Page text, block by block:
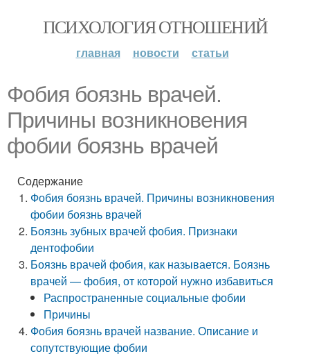
ПСИХОЛОГИЯ ОТНОШЕНИЙ
главная новости статьи
Фобия боязнь врачей.
Причины возникновения
фобии боязнь врачей
Содержание
Фобия боязнь врачей. Причины возникновения
фобии боязнь врачей
Боязнь зубных врачей фобия. Признаки
дентофобии
Боязнь врачей фобия, как называется. Боязнь
врачей — фобия, от которой нужно избавиться
Распространенные социальные фобии
Причины
Фобия боязнь врачей название. Описание и
сопутствующие фобии